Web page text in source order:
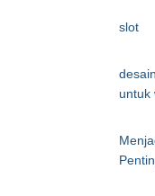
slot
untuk